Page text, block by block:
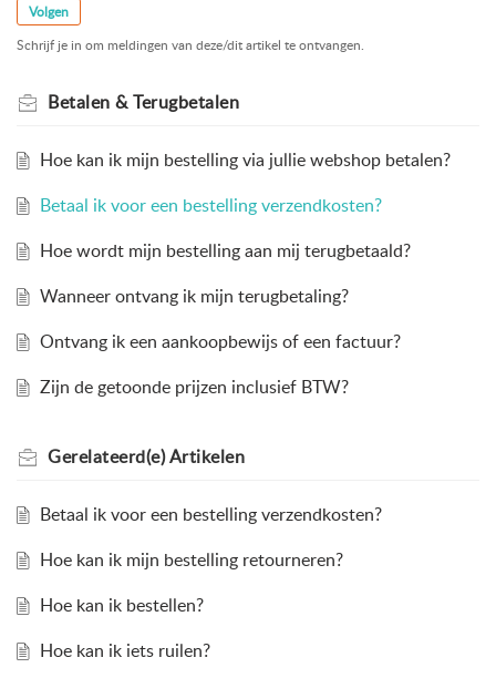
Volgen
Schrijf je in om meldingen van deze/dit artikel te ontvangen.
Betalen & Terugbetalen
Hoe kan ik mijn bestelling via jullie webshop betalen?
Betaal ik voor een bestelling verzendkosten?
Hoe wordt mijn bestelling aan mij terugbetaald?
Wanneer ontvang ik mijn terugbetaling?
Ontvang ik een aankoopbewijs of een factuur?
Zijn de getoonde prijzen inclusief BTW?
Gerelateerd(e)Artikelen
Betaal ik voor een bestelling verzendkosten?
Hoe kan ik mijn bestelling retourneren?
Hoe kan ik bestellen?
Hoe kan ik iets ruilen?